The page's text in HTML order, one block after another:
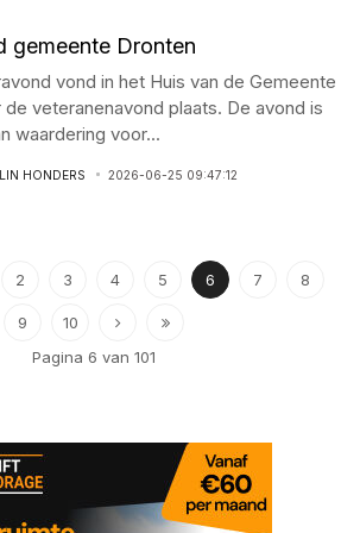
gemeente Dronten
vond in het Huis van de Gemeente
veteranenavond plaats. De avond is
waardering voor...
HONDERS 2026-06-25 09:47:12
2 3 4 5 6 7 8
9
10
Pagina 6 van 101